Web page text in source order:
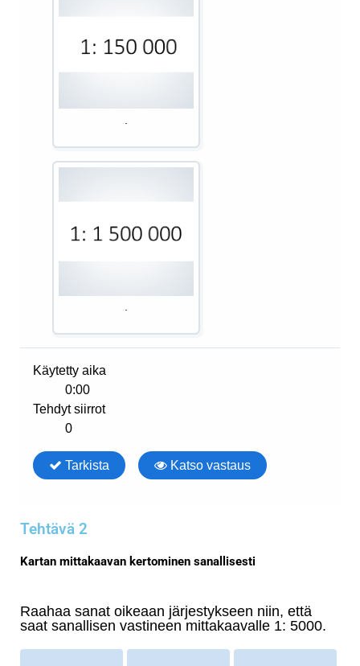
Tehtävä 2
Kartan mittakaavan kertominen sanallisesti